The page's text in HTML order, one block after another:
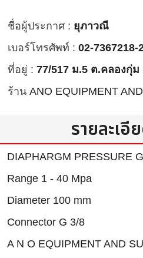
ชื่อผู้ประกาศ : ยุภาวณี
เบอร์โทรศัพท์ : 02-7367218-
ที่อยู่ : 77/517 ม.5 ต.คลองกุ่ม
ร้าน ANO EQUIPMENT
รายละเอี
DIAPHARGM PRESSURE
Range 1 - 40 Mpa
Diameter 100 mm
Connector G 3/8
A N O EQUIPMENT AND